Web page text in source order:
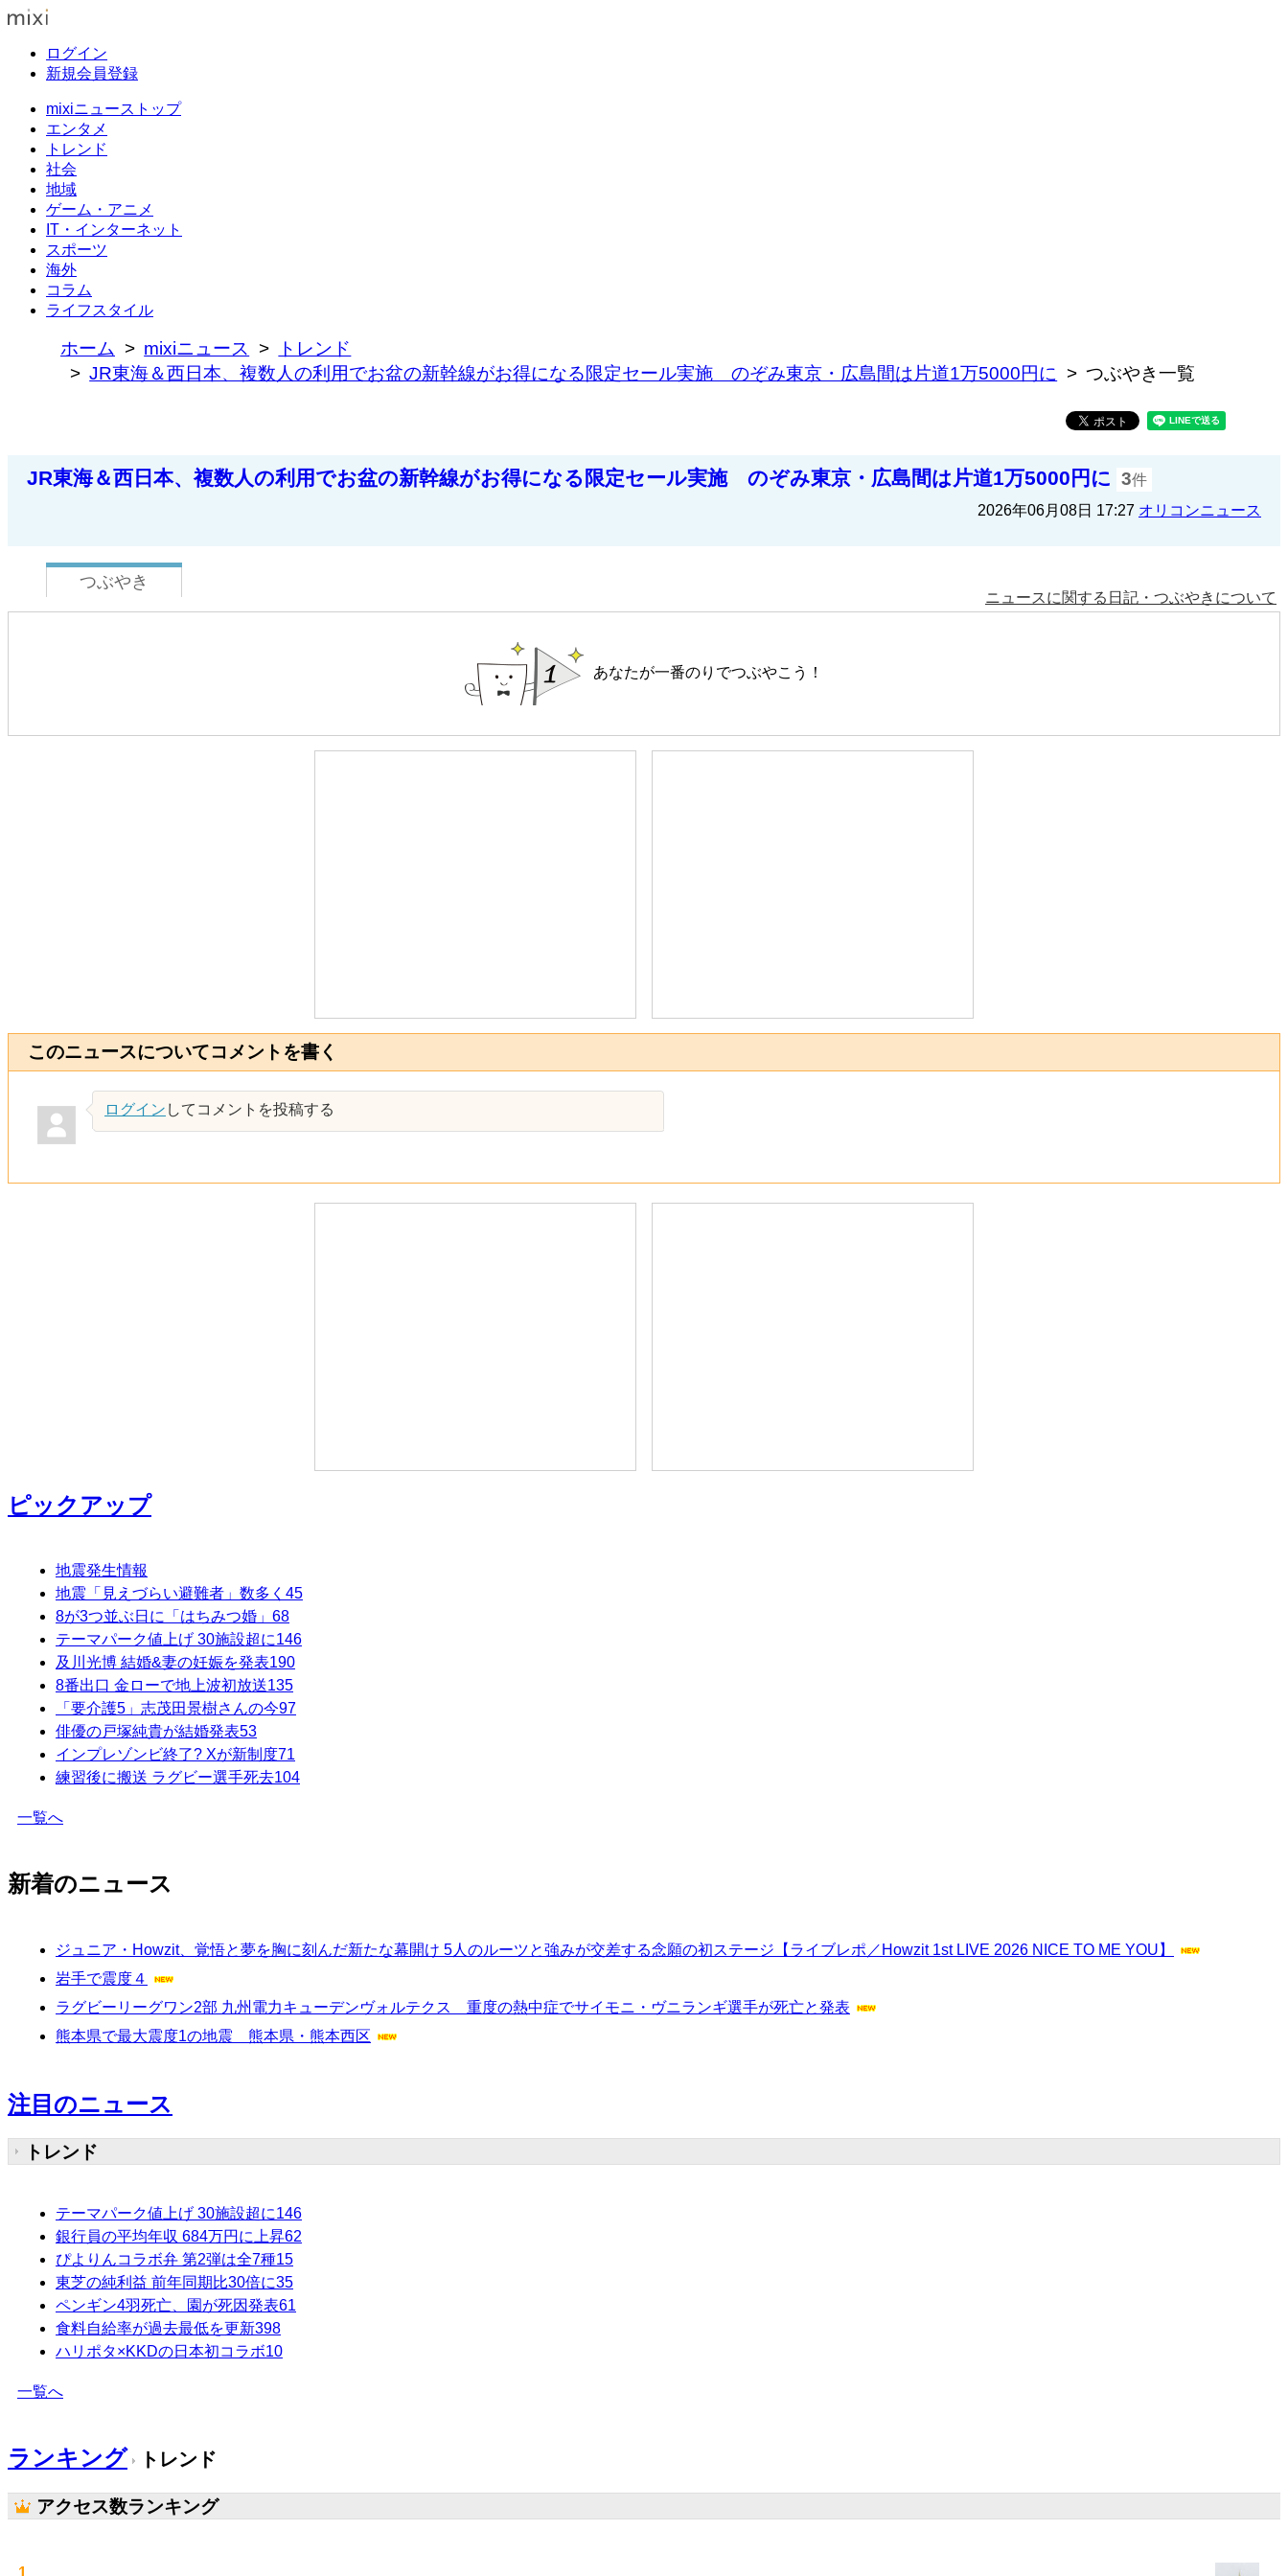
ログイン
新規会員登録
mixiニューストップ
エンタメ
トレンド
社会
地域
ゲーム・アニメ
IT・インターネット
スポーツ
海外
コラム
ライフスタイル
ホーム mixiニュース
トレンド
JR東海＆西日本、複数人の利用でお盆の新幹線がお得になる限定セール実施 のぞみ東京・広島間は片道1万5000円に
つぶやき一覧
JR東海＆西日本、複数人の利用でお盆の新幹線がお得になる限定セール実施 のぞみ東京・広島間は片道1万5000円に 3件
2026年06月08日 17:27 オリコンニュース
つぶやき
ニュースに関する日記・つぶやきについて
あなたが一番のりでつぶやこう！
このニュースについてコメントを書く
ログイン してコメントを投稿する
ピックアップ
地震発生情報
地震「見えづらい避難者」数多く 45
8が3つ並ぶ日に「はちみつ婚」 68
テーマパーク値上げ 30施設超に146
及川光博 結婚&妻の妊娠を発表190
8番出口 金ローで地上波初放送135
「要介護5」志茂田景樹さんの今97
俳優の戸塚純貴が結婚発表53
インプレゾンビ終了? Xが新制度71
練習後に搬送 ラグビー選手死去104
一覧へ
新着のニュース
ジュニア・Howzit、覚悟と夢を胸に刻んだ新たな幕開け 5人のルーツと強みが交差する念願の初ステージ【ライブレポ／Howzit 1st LIVE 2026 NICE TO ME YOU】
岩手で震度４
ラグビーリーグワン2部 九州電力キューデンヴォルテクス 重度の熱中症でサイモニ・ヴニランギ選手が死亡と発表
熊本県で最大震度1の地震 熊本県・熊本西区
注目のニュース
トレンド
テーマパーク値上げ 30施設超に146
銀行員の平均年収 684万円に上昇62
ぴよりんコラボ弁 第2弾は全7種15
東芝の純利益 前年同期比30倍に35
ペンギン4羽死亡、園が死因発表61
食料自給率が過去最低を更新398
ハリポタ×KKDの日本初コラボ10
一覧へ
ランキング トレンド
アクセス数ランキング
1